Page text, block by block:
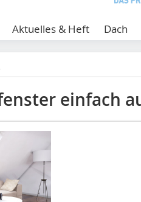
Aktuelles & Heft Dach
einfach